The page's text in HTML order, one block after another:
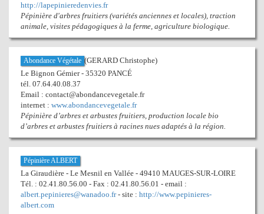
http://lapepinieredenvies.fr
Pépinière d'arbres fruitiers (variétés anciennes et locales), traction
animale, visites pédagogiques à la ferme, agriculture biologique.
Abondance Végétale (GERARD Christophe)
Le Bignon Gémier - 35320 PANCÉ
tél. 07.64.40.08.37
Email : contact@abondancevegetale.fr
internet : www.abondancevegetale.fr
Pépinière d’arbres et arbustes fruitiers, production locale bio
d’arbres et arbustes fruitiers à racines nues adaptés à la région.
Pépinière ALBERT
La Giraudière - Le Mesnil en Vallée - 49410 MAUGES-SUR-LOIRE
Tél. : 02.41.80.56.00 - Fax : 02.41.80.56.01 - email :
albert.pepinieres@wanadoo.fr- site : http://www.pepinieres-
albert.com